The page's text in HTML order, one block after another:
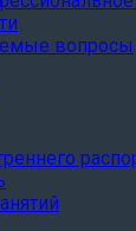
вопросы